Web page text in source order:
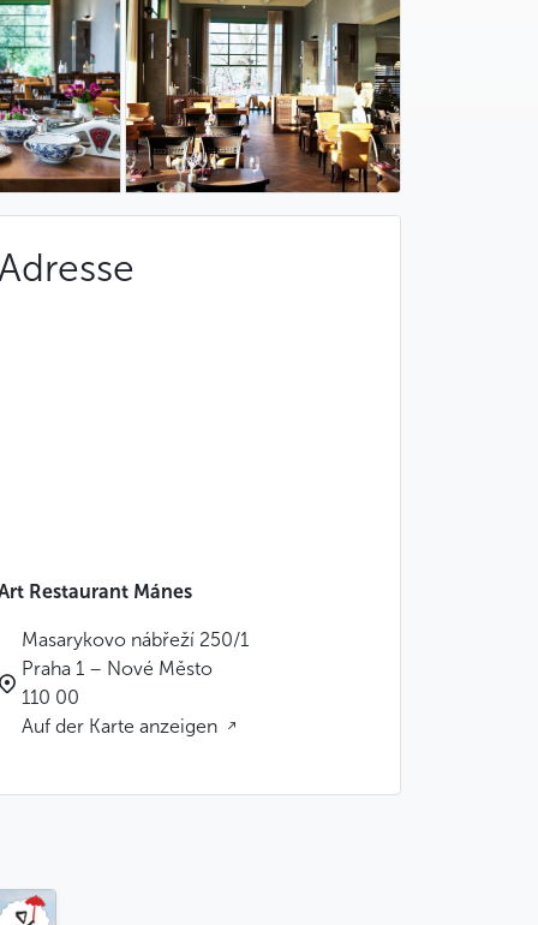
Restaurant Mánes
Masarykovo nábřeží 250/1
Praha 1 – Nové Město
110 00
Auf der Karte anzeigen